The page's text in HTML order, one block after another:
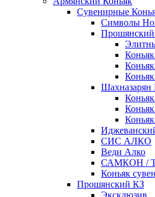
Сувенирные
Символы
СИС АЛКО
Веди Алко
САМКОН /
Коньяк
Прошянский КЗ
Эксклюзив